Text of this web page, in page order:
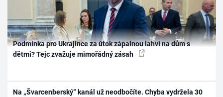
Podmínka pro Ukrajince za útok zápalnou lahví na dům s
dětmi? Tejc zvažuje mimořádný zásah
Na „Švarcenberský“ kanál už neodbočíte. Chyba vydržela 30